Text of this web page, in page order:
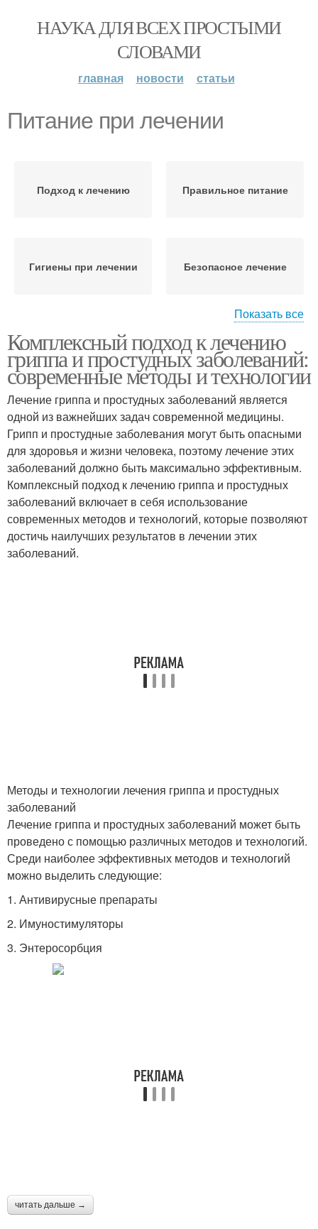
НАУКА ДЛЯ ВСЕХ ПРОСТЫМИ
СЛОВАМИ
главная новости статьи
Питание при лечении
Подход к лечению Правильное питание
Гигиены при лечении Безопасное лечение
Гигиена при лечении Сон при лечении
Показать все
Комплексный подход к лечению
гриппа и простудных заболеваний:
современные методы и технологии
Лечение гриппа и простудных заболеваний является
одной из важнейших задач современной медицины.
Грипп и простудные заболевания могут быть опасными
для здоровья и жизни человека, поэтому лечение этих
заболеваний должно быть максимально эффективным.
Комплексный подход к лечению гриппа и простудных
заболеваний включает в себя использование
современных методов и технологий, которые позволяют
достичь наилучших результатов в лечении этих
заболеваний.
Методы и технологии лечения гриппа и простудных
заболеваний
Лечение гриппа и простудных заболеваний может быть
проведено с помощью различных методов и технологий.
Среди наиболее эффективных методов и технологий
можно выделить следующие:
1. Антивирусные препараты
2. Имуностимуляторы
3. Энтеросорбция
читать дальше →